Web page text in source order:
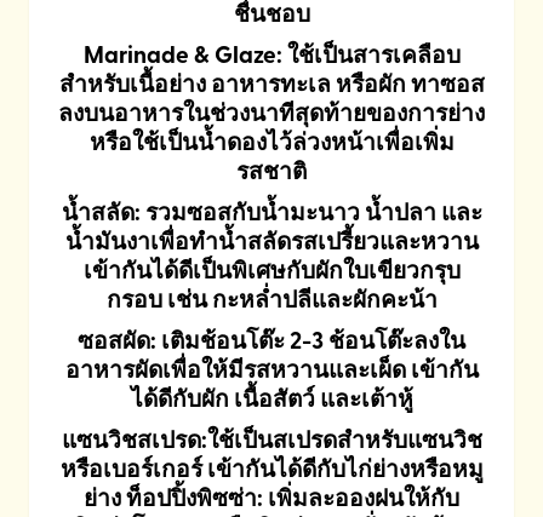
ชื่นชอบ
Marinade & Glaze: ใช้เป็นสารเคลือบ
สำหรับเนื้อย่าง อาหารทะเล หรือผัก ทาซอส
ลงบนอาหารในช่วงนาทีสุดท้ายของการย่าง
หรือใช้เป็นน้ำดองไว้ล่วงหน้าเพื่อเพิ่ม
รสชาติ
น้ำสลัด: รวมซอสกับน้ำมะนาว น้ำปลา และ
น้ำมันงาเพื่อทำน้ำสลัดรสเปรี้ยวและหวาน
เข้ากันได้ดีเป็นพิเศษกับผักใบเขียวกรุบ
กรอบ เช่น กะหล่ำปลีและผักคะน้า
ซอสผัด: เติมช้อนโต๊ะ 2-3 ช้อนโต๊ะลงใน
อาหารผัดเพื่อให้มีรสหวานและเผ็ด เข้ากัน
ได้ดีกับผัก เนื้อสัตว์ และเต้าหู้
แซนวิชสเปรด:ใช้เป็นสเปรดสำหรับแซนวิช
หรือเบอร์เกอร์ เข้ากันได้ดีกับไก่ย่างหรือหมู
ย่าง ท็อปปิ้งพิซซ่า: เพิ่มละอองฝนให้กับ